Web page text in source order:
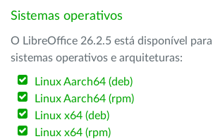
Sistemas operativos
O LibreOffice 26.2.5 está disponível
sistemas operativos e arquiteturas:
Linux Aarch64 (deb)
Linux Aarch64 (rpm)
Linux x64 (deb)
Linux x64 (rpm)